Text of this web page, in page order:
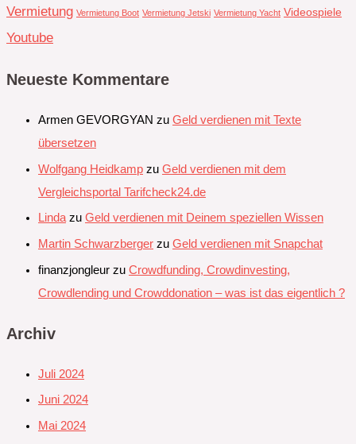
Vermietung Vermietung Boot Vermietung Jetski Vermietung Yacht Videospiele
Youtube
Neueste Kommentare
Armen GEVORGYAN zu Geld verdienen mit Texte
übersetzen
Wolfgang Heidkamp zu Geld verdienen mit dem
Vergleichsportal Tarifcheck24.de
Lindazu Geld verdienen mit Deinem speziellen Wissen
Martin Schwarzberger zu Geld verdienen mit Snapchat‭
finanzjongleur zu Crowdfunding, Crowdinvesting,
Crowdlending und Crowddonation – was ist das eigentlich ?
Archiv
Juli 2024
Juni 2024
Mai 2024